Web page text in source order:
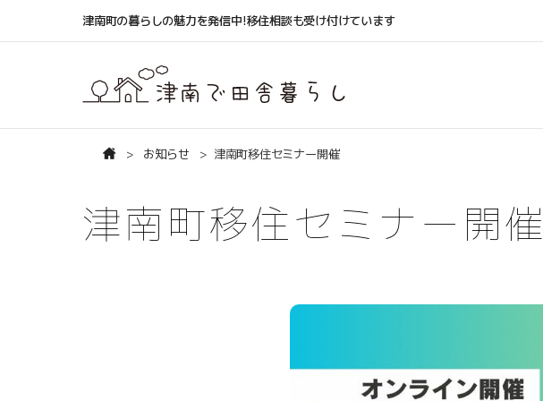
津南町の暮らしの魅力を発信中!移住相談も受け付けています
お知らせ 津南町移住セミナー開催
津南町移住セミナー開催